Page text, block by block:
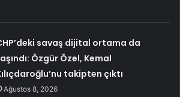
savaş dijital ortama da
Özgür Özel, Kemal
takipten çıktı
Ağustos 8, 2026